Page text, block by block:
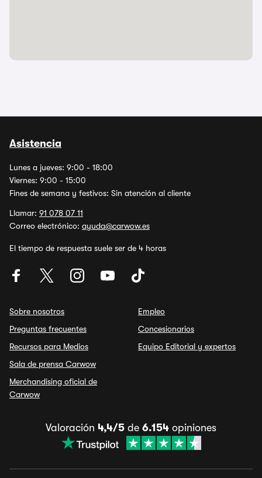
Asistencia
Lunes a jueves: 9:00 - 18:00
Viernes: 9:00 - 15:00
Fines de semana y festivos: Sin atención al cliente
Llamar: 91 078 07 11
Correo electrónico: ayuda@carwow.es
El tiempo de respuesta suele ser de 4 horas
Sobre nosotros
Preguntas frecuentes
Recursos para Medios
Sala de prensa Carwow
Merchandising oficial de
Carwow
Empleo
Concesionarios
Equipo Editorial y expertos
Valoración 4,4/5 de 6.154 opiniones